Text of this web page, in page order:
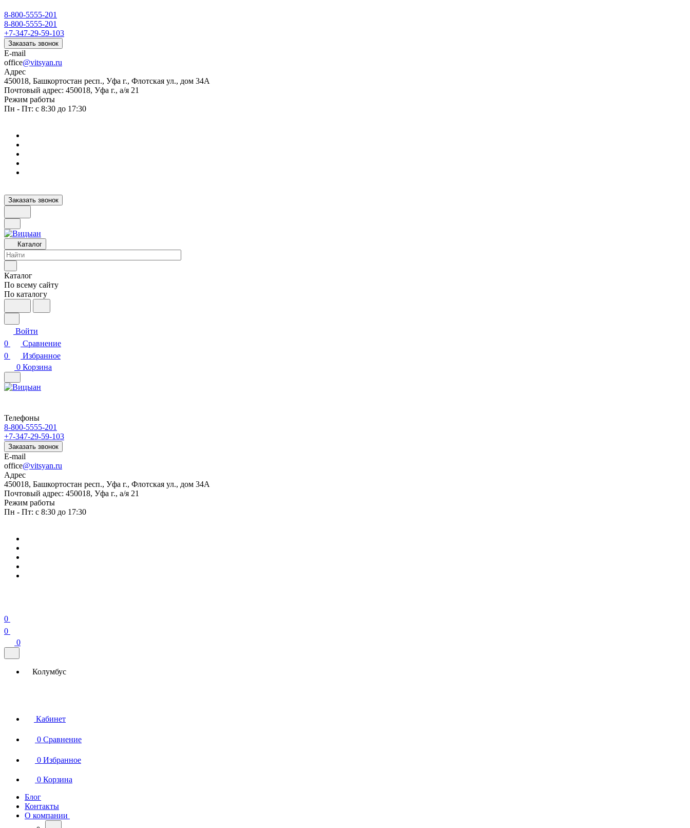
8-800-5555-201
8-800-5555-201
+7-347-29-59-103
Заказать звонок
E-mail
office@vitsyan.ru
Адрес
450018, Башкортостан респ., Уфа г., Флотская ул., дом 34А
Почтовый адрес: 450018, Уфа г., а/я 21
Режим работы
Пн - Пт: с 8:30 до 17:30
Заказать звонок
Каталог
Каталог
По всему сайту
По каталогу
Войти
0
Сравнение
0
Избранное
0 Корзина
Телефоны
8-800-5555-201
+7-347-29-59-103
Заказать звонок
E-mail
office@vitsyan.ru
Адрес
450018, Башкортостан респ., Уфа г., Флотская ул., дом 34А
Почтовый адрес: 450018, Уфа г., а/я 21
Режим работы
Пн - Пт: с 8:30 до 17:30
0
0
0
Колумбус
Кабинет
0 Сравнение
0 Избранное
0 Корзина
Блог
Контакты
О компании